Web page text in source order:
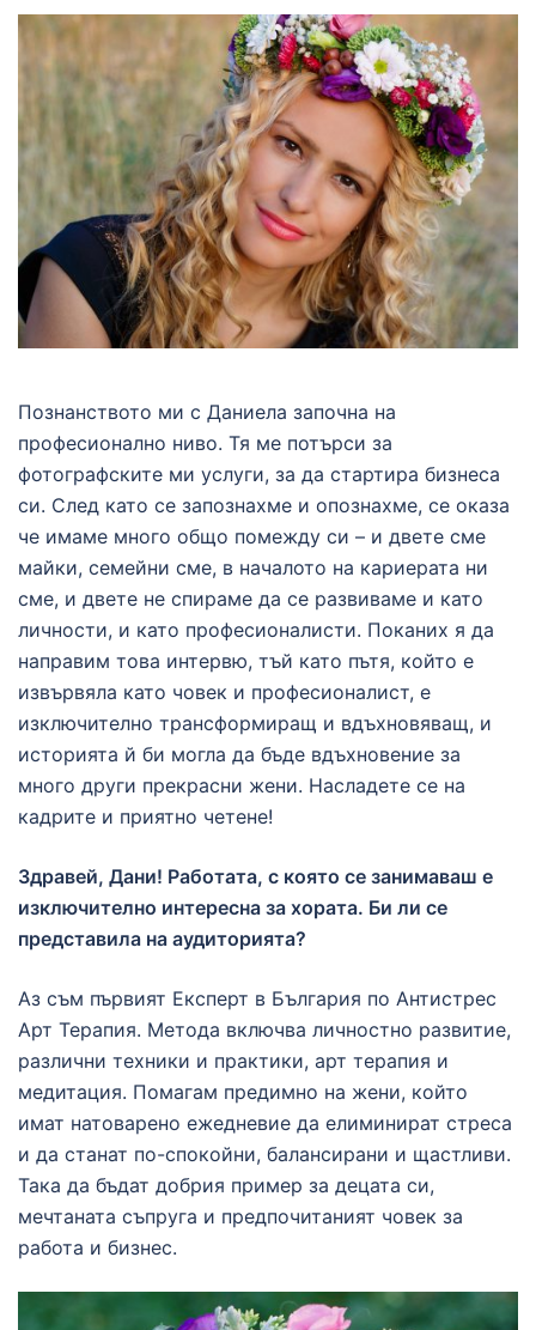
Познанството ми с Даниела започна на
професионално ниво. Тя ме потърси за
фотографските ми услуги, за да стартира бизнеса
си. След като се запознахме и опознахме, се оказа
че имаме много общо помежду си – и двете сме
майки, семейни сме, в началото на кариерата ни
сме, и двете не спираме да се развиваме и като
личности, и като професионалисти. Поканих я да
направим това интервю, тъй като пътя, който е
извървяла като човек и професионалист, е
изключително трансформиращ и вдъхновяващ, и
историята й би могла да бъде вдъхновение за
много други прекрасни жени. Насладете се на
кадрите и приятно четене!
Здравей, Дани! Работата, с която се занимаваш е
изключително интересна за хората. Би ли се
представила на аудиторията?
Аз съм първият Експерт в България по Антистрес
Арт Терапия. Метода включва личностно развитие,
различни техники и практики, арт терапия и
медитация. Помагам предимно на жени, който
имат натоварено ежедневие да елиминират стреса
и да станат по-спокойни, балансирани и щастливи.
Така да бъдат добрия пример за децата си,
мечтаната съпруга и предпочитаният човек за
работа и бизнес.